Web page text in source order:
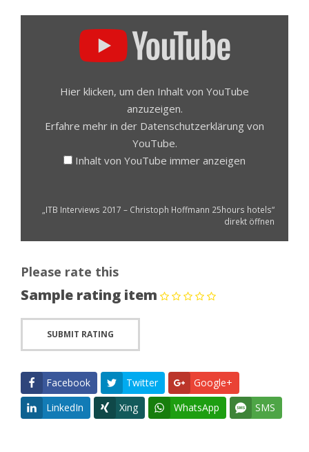
Hier klicken, um den Inhalt von YouTube
anzuzeigen.
Erfahre mehr in der Datenschutzerklärung von
YouTube.
Inhalt von YouTube immer anzeigen
„ITB Interviews 2017 – Christoph Hoffmann 25hours hotels“
direkt öffnen
Please rate this
Sample rating item
Facebook Twitter
Google+
LinkedIn
Xing WhatsApp SMS